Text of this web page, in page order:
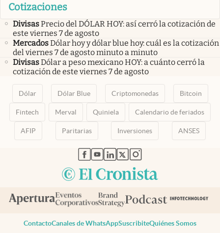
Cotizaciones
DivisasPrecio del DÓLAR HOY: así cerró la cotización de
este viernes 7 de agosto
MercadosDólar hoy y dólar blue hoy: cuál es la cotización
del viernes 7 de agosto minuto a minuto
DivisasDólar a peso mexicano HOY: a cuánto cerró la
cotización de este viernes 7 de agosto
Dólar Dólar Blue Criptomonedas Bitcoin
Fintech Merval Quiniela Calendario de feriados
AFIP Paritarias Inversiones ANSES
abre en nueva pestaña
abre en nueva pestaña
abre en nueva pestaña
abre en nueva pestaña
abre en nueva pestaña
ContactoCanales de WhatsAppSuscribiteQuiénes Somos